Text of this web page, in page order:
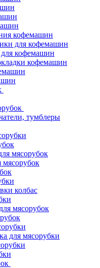
кофемашин
для кофемашин
кофемашин
кофемашин
тумблеры
мясорубок
мясорубок
колбас
мясорубок
для мясорубки